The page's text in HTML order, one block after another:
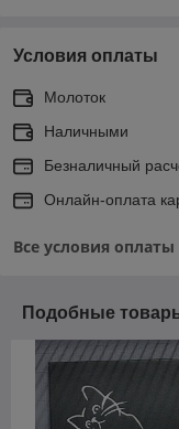
Условия оплаты
Молоток
Наличными
Безналичный
Онлайн-оплата
Все условия оплаты
Подобные